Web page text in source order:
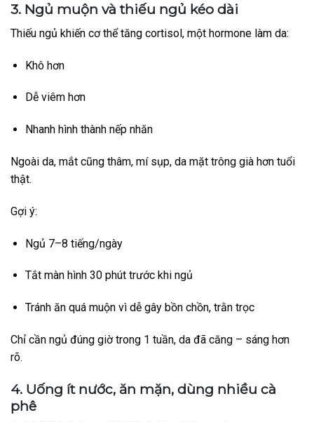
3. Ngủ muộn và thiếu ngủ kéo dài
Thiếu ngủ khiến cơ thể tăng cortisol, một hormone làm da:
Khô hơn
Dễ viêm hơn
Nhanh hình thành nếp nhăn
Ngoài da, mắt cũng thâm, mí sụp, da mặt trông già hơn tuổi
thật.
Gợi ý:
Ngủ 7–8 tiếng/ngày
Tắt màn hình 30 phút trước khi ngủ
Tránh ăn quá muộn vì dễ gây bồn chồn, trằn trọc
Chỉ cần ngủ đúng giờ trong 1 tuần, da đã căng – sáng hơn
rõ.
4. Uống ít nước, ăn mặn, dùng nhiều cà
phê